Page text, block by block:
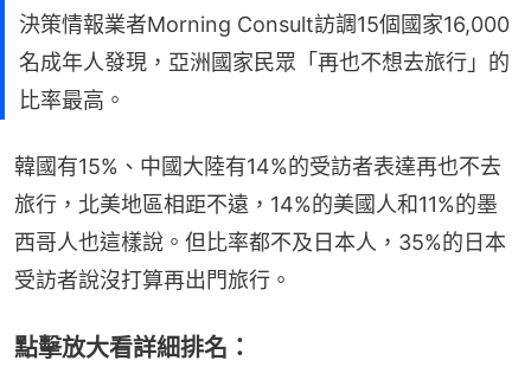
決策情報業者Morning Consult訪調15個國家16,000
名成年人發現，亞洲國家民眾「再也不想去旅行」的
比率最高。
韓國有15%、中國大陸有14%的受訪者表達再也不去
旅行，北美地區相距不遠，14%的美國人和11%的墨
西哥人也這樣說。但比率都不及日本人，35%的日本
受訪者說沒打算再出門旅行。
點擊放大看詳細排名：